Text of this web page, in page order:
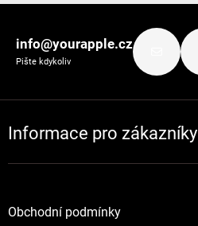
info@yourapple.cz
Pište kdykoliv
Informace pro zákazníky
Obchodní podmínky